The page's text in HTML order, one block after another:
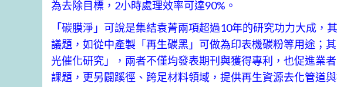
為去除目標，2小時處理效率可達90%。
「碳膜淨」可說是集結袁菁兩項超過10年的研究功力大成，
議題，如從中產製「再生碳黑」可做為印表機碳粉等用途；
光催化研究」，兩者不僅均發表期刊與獲得專利，也促進業
課題，更另闢蹊徑、跨足材料領域，提供再生資源去化管道